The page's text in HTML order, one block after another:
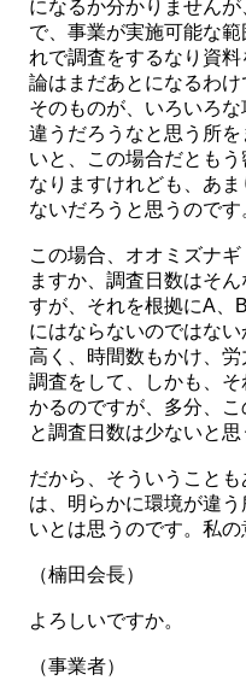
になるか分かりません
で、事業が実施可能な
れで調査をするなり資
論はまだあとになるわ
そのものが、いろいろ
違うだろうなと思う所
いと、この場合だとも
なりますけれども、あ
ないだろうと思うのです
この場合、オオミズナ
ますか、調査日数はそ
すが、それを根拠にA、
にはならないのではな
高く、時間数もかけ、
調査をして、しかも、
かるのですが、多分、
と調査日数は少ないと思
だから、そういうこと
は、明らかに環境が違
いとは思うのです。私の
（楠田会長）
よろしいですか。
（事業者）